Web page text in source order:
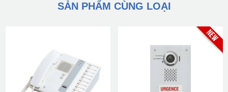
SẢN PHẨM CÙNG LOẠI